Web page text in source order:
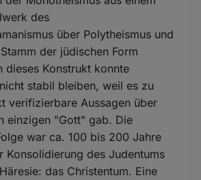
des
über Polytheismus und
der jüdischen Form
dieses Konstrukt konnte
stabil bleiben, weil es zu
verifizierbare Aussagen über
einzigen "Gott" gab. Die
war ca. 100 bis 200 Jahre
Konsolidierung des Judentums
das Christentum. Eine